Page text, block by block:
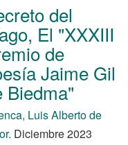
del
El "XXXIII
de
Jaime Gil
Biedma"
Luis Alberto de
Diciembre 2023